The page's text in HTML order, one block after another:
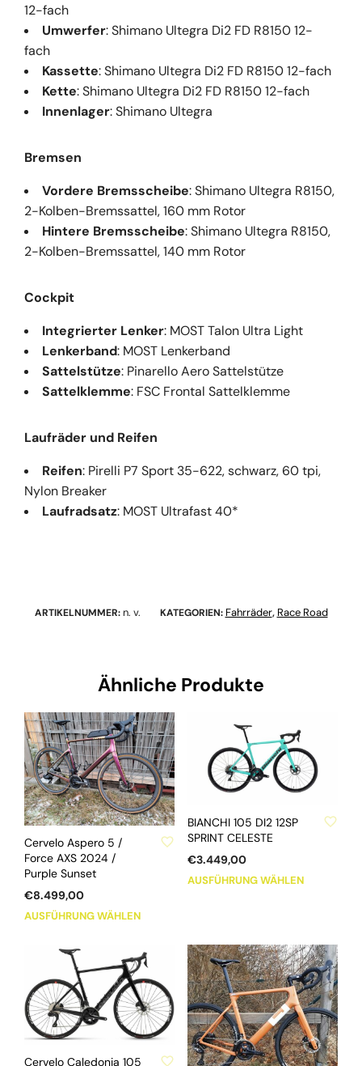
12-fach
Umwerfer: Shimano Ultegra Di2 FD R8150 12-
fach
Kassette: Shimano Ultegra Di2 FD R8150 12-fach
Kette: Shimano Ultegra Di2 FD R8150 12-fach
Innenlager: Shimano Ultegra
Bremsen
Vordere Bremsscheibe: Shimano Ultegra R8150,
2-Kolben-Bremssattel, 160 mm Rotor
Hintere Bremsscheibe: Shimano Ultegra R8150,
2-Kolben-Bremssattel, 140 mm Rotor
Cockpit
Integrierter Lenker: MOST Talon Ultra Light
Lenkerband: MOST Lenkerband
Sattelstütze: Pinarello Aero Sattelstütze
Sattelklemme: FSC Frontal Sattelklemme
Laufräder und Reifen
Reifen: Pirelli P7 Sport 35-622, schwarz, 60 tpi,
Nylon Breaker
Laufradsatz: MOST Ultrafast 40*
ARTIKELNUMMER: n. v. KATEGORIEN: Fahrräder, Race Road
Ähnliche Produkte
ZU WUNSCHLISTE HINZUFÜGEN
Cervelo Aspero 5 /
Force AXS 2024 /
Purple Sunset
€8.499,00
AUSFÜHRUNG WÄHLENDieses
weist
mehrere
Varianten
auf.
Die
Optionen
können
BIANCHI 105 DI2 12SP
SPRINT CELESTE
€3.449,00
AUSFÜHRUNG WÄHLENDieses
Varianten
auf.
Die
Optionen
können
auf
der
ZU WUNSCHLISTE HINZUFÜGEN
Cervelo Caledonia 105